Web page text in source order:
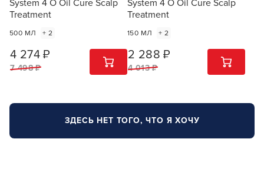
System 4 O Oil Cure Scalp
Treatment
500 МЛ + 2
4 274 ₽
7 498 ₽
1 ШТ
System 4 O Oil Cure Scalp
Treatment
150 МЛ + 2
2 288 ₽
4 013 ₽
1 ШТ
ЗДЕСЬ НЕТ ТОГО, ЧТО Я ХОЧУ